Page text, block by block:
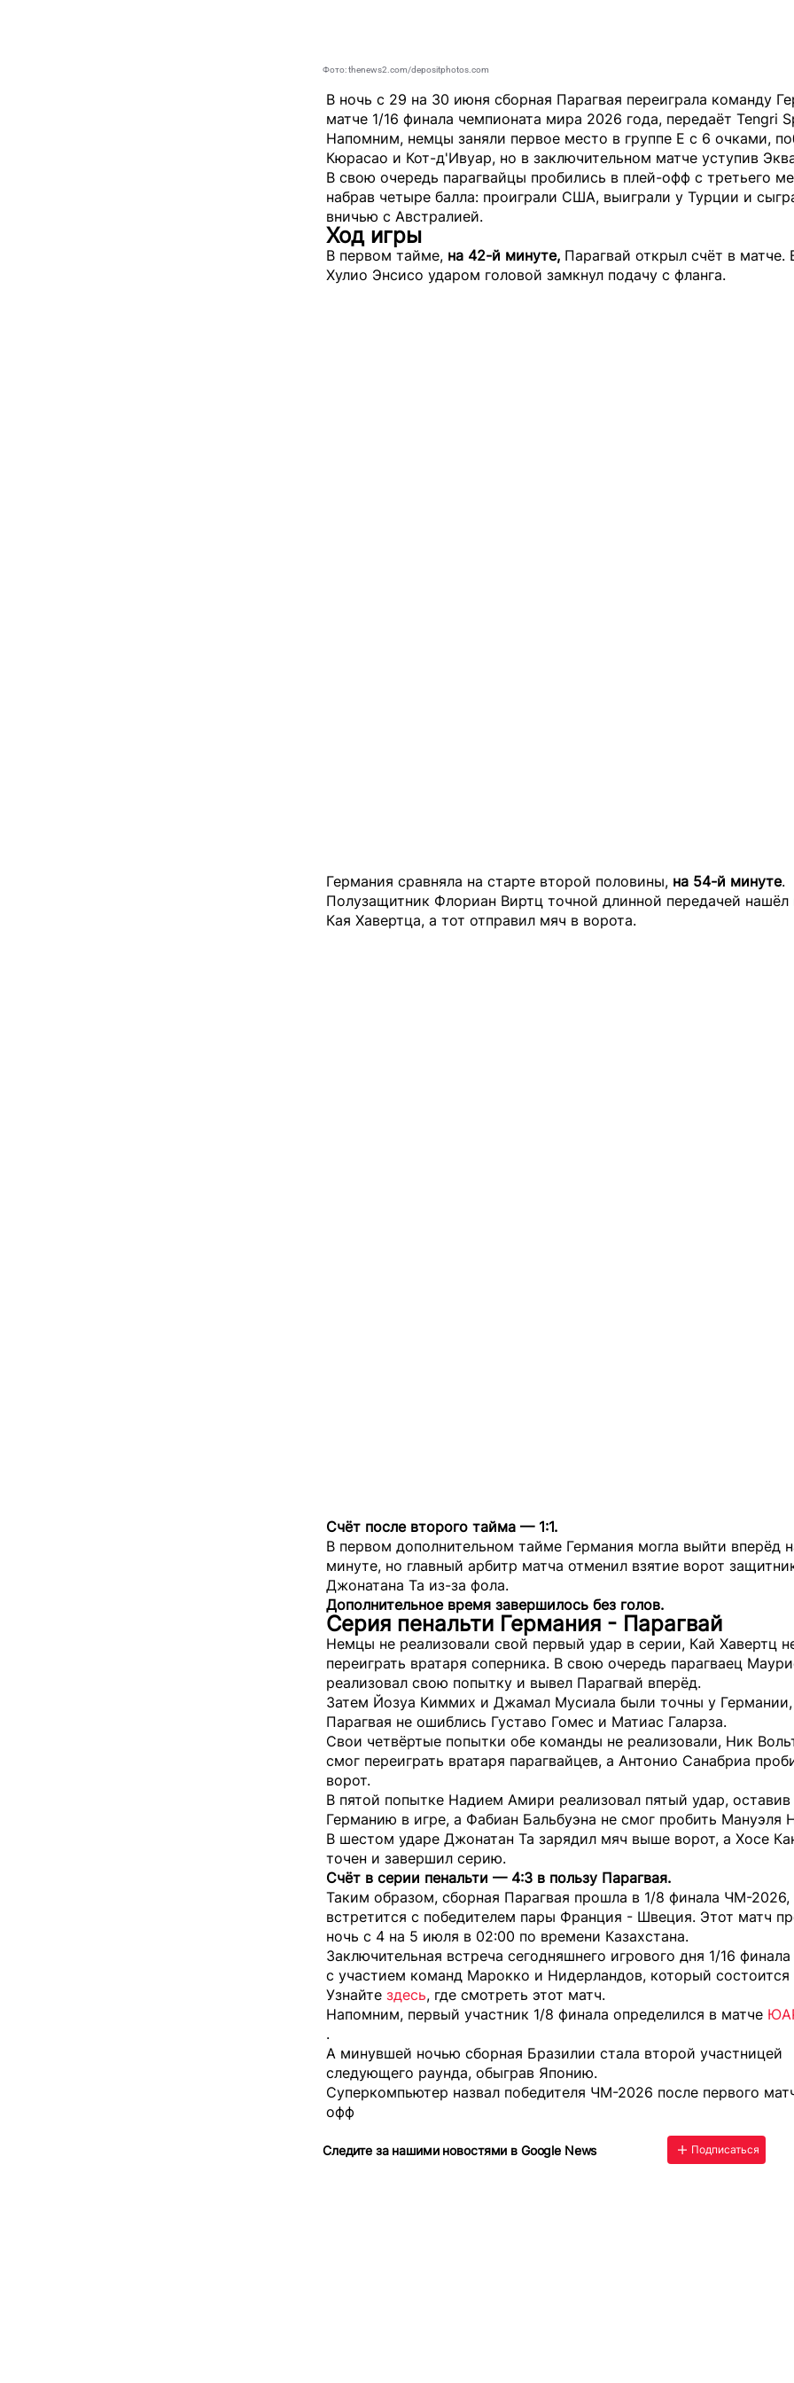
Фото: thenews2.com/depositphotos.com
В ночь с 29 на 30 июня сборная Парагвая переиграла команду
матче 1/16 финала чемпионата мира 2026 года, передаёт Tengri
Напомним, немцы заняли первое место в группе Е с 6 очками,
Кюрасао и Кот-д'Ивуар, но в заключительном матче уступив
В свою очередь парагвайцы пробились в плей-офф с третьего
набрав четыре балла: проиграли США, выиграли у Турции и
вничью с Австралией.
Ход игры
В первом тайме, на 42-й минуте, Парагвай открыл счёт в матче.
Хулио Энсисо ударом головой замкнул подачу с фланга.
Германия сравняла на старте второй половины, на 54-й минуте.
Полузащитник Флориан Виртц точной длинной передачей нашёл
Кая Хавертца, а тот отправил мяч в ворота.
Счёт после второго тайма — 1:1.
В первом дополнительном тайме Германия могла выйти вперёд
минуте, но главный арбитр матча отменил взятие ворот
Джонатана Та из-за фола.
Дополнительное время завершилось без голов.
Серия пенальти Германия - Парагвай
Немцы не реализовали свой первый удар в серии, Кай Хавертц
переиграть вратаря соперника. В свою очередь парагваец
реализовал свою попытку и вывел Парагвай вперёд.
Затем Йозуа Киммих и Джамал Мусиала были точны у
Парагвая не ошиблись Густаво Гомес и Матиас Галарза.
Свои четвёртые попытки обе команды не реализовали, Ник
смог переиграть вратаря парагвайцев, а Антонио Санабриа
ворот.
В пятой попытке Надием Амири реализовал пятый удар, оставив
Германию в игре, а Фабиан Бальбуэна не смог пробить Мануэля
В шестом ударе Джонатан Та зарядил мяч выше ворот, а Хосе
точен и завершил серию.
Счёт в серии пенальти — 4:3 в пользу Парагвая.
Таким образом, сборная Парагвая прошла в 1/8 финала ЧМ-2026,
встретится с победителем пары Франция - Швеция. Этот матч
ночь с 4 на 5 июля в 02:00 по времени Казахстана.
Заключительная встреча сегодняшнего игрового дня 1/16
с участием команд Марокко и Нидерландов, который состоится
Узнайте здесь, где смотреть этот матч.
Напомним, первый участник 1/8 финала определился в матче
.
А минувшей ночью сборная Бразилии стала второй участницей
следующего раунда, обыграв Японию.
Cуперкомпьютер назвал победителя ЧМ-2026 после первого
офф
Следите за нашими новостями в Google News Подписаться